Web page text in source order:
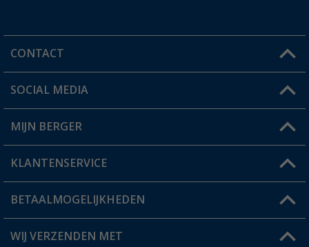
CONTACT
Een vraag?
Winkel vinden
SOCIAL MEDIA
MIJN BERGER
Mijn account
Status bestelling
KLANTENSERVICE
FAQ & Contact
Verzendinformatie
BETAALMOGELIJKHEDEN
WIJ VERZENDEN MET